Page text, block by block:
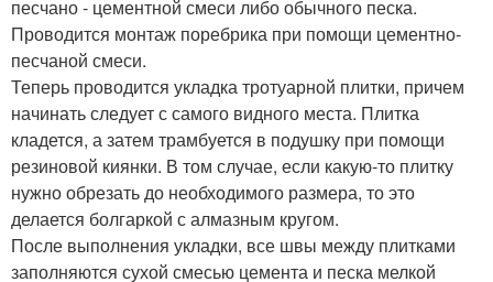
песчано - цементной смеси либо обычного песка.
Проводится монтаж поребрика при помощи цементно-
песчаной смеси.
Теперь проводится укладка тротуарной плитки, причем
начинать следует с самого видного места. Плитка
кладется, а затем трамбуется в подушку при помощи
резиновой киянки. В том случае, если какую-то плитку
нужно обрезать до необходимого размера, то это
делается болгаркой с алмазным кругом.
После выполнения укладки, все швы между плитками
заполняются сухой смесью цемента и песка мелкой